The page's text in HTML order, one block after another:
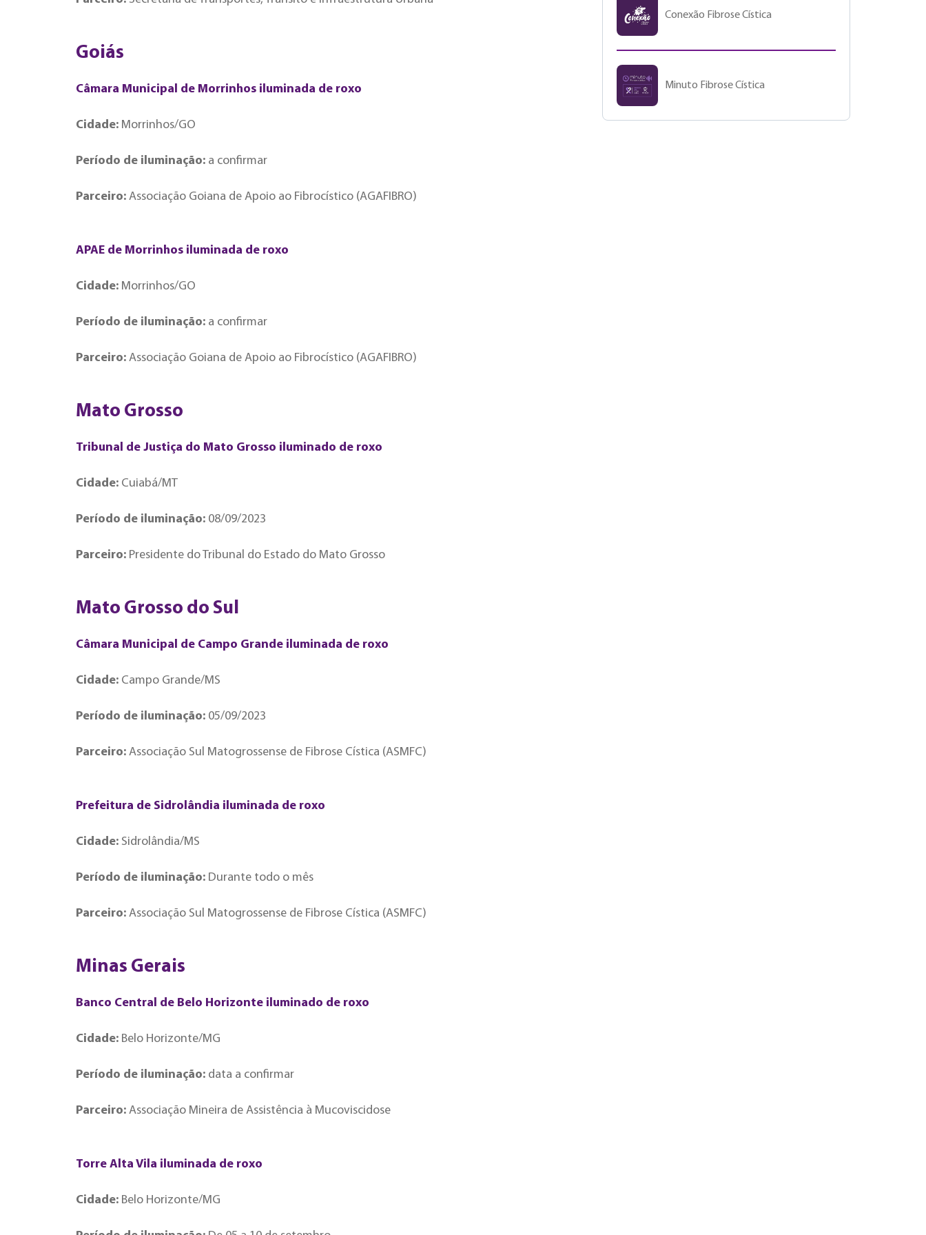
Goiás
Câmara Municipal de Morrinhos iluminada de roxo
Cidade: Morrinhos/GO
Período de iluminação: a confirmar
Parceiro: Associação Goiana de Apoio ao Fibrocístico (AGAFIBRO)
APAE de Morrinhos iluminada de roxo
Cidade: Morrinhos/GO
Período de iluminação: a confirmar
Parceiro: Associação Goiana de Apoio ao Fibrocístico (AGAFIBRO)
Mato Grosso
Tribunal de Justiça do Mato Grosso iluminado de roxo
Cidade: Cuiabá/MT
Período de iluminação: 08/09/2023
Parceiro: Presidente do Tribunal do Estado do Mato Grosso
Mato Grosso do Sul
Câmara Municipal de Campo Grande iluminada de roxo
Cidade: Campo Grande/MS
Período de iluminação: 05/09/2023
Parceiro: Associação Sul Matogrossense de Fibrose Cística (ASMFC)
Prefeitura de Sidrolândia iluminada de roxo
Cidade: Sidrolândia/MS
Período de iluminação: Durante todo o mês
Parceiro: Associação Sul Matogrossense de Fibrose Cística (ASMFC)
Minas Gerais
Banco Central de Belo Horizonte iluminado de roxo
Cidade: Belo Horizonte/MG
Período de iluminação: data a confirmar
Parceiro: Associação Mineira de Assistência à Mucoviscidose
Torre Alta Vila iluminada de roxo
Cidade: Belo Horizonte/MG
Conexão Fibrose Cística
Minuto Fibrose Cística